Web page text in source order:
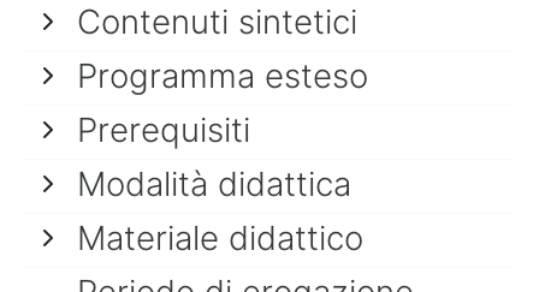
Contenuti sintetici
Programma esteso
Prerequisiti
Modalità didattica
Materiale didattico